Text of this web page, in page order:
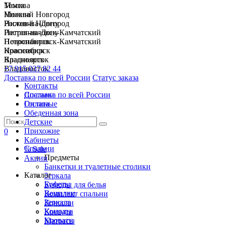
Москва
Нижний Новгород
Ростов-на-Дону
Петропавловск-Камчатский
Новосибирск
Красноярск
Владивосток
+7 915 037 82 44
Доставка по всей России Статус заказа
Спальни
Гостиные
Обеденная зона
Детские
Прихожие
Кабинеты
% Sale
Акции
Каталог
Буфеты
Вешалки
Зеркала
Комоды
Кровати
Томск
Москва
Нижний Новгород
Ростов-на-Дону
Петропавловск-Камчатский
Новосибирск
Красноярск
Владивосток
Контакты
Доставка по всей России
Оплата
0
Спальни
Предметы
Банкетки и туалетные столики
Зеркала
Комоды для белья
Комплект спальни
Консоли
Кровати
Матрасы